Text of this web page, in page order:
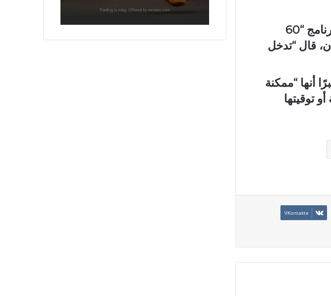
من جهته، تحدث نتنياهو بصورة أكثر مباشرة خلال مقابلة مع برنامج “60
قال “تدخل
أنها “ممكنة
توقيتها